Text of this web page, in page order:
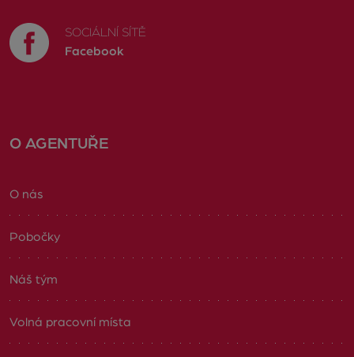
SOCIÁLNÍ SÍTĚ
Facebook
O AGENTUŘE
O nás
Pobočky
Náš tým
Volná pracovní místa